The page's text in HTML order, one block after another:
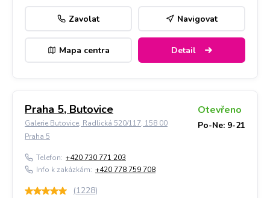
Zavolat Navigovat
Mapa centra Detail
Praha 5, Butovice
Galerie Butovice, Radlická 520/117, 158 00
Praha 5
Otevřeno
Po-Ne: 9-21
Telefon: +420 730 771 203
Info k zakázkám: +420 778 759 708
(1228)